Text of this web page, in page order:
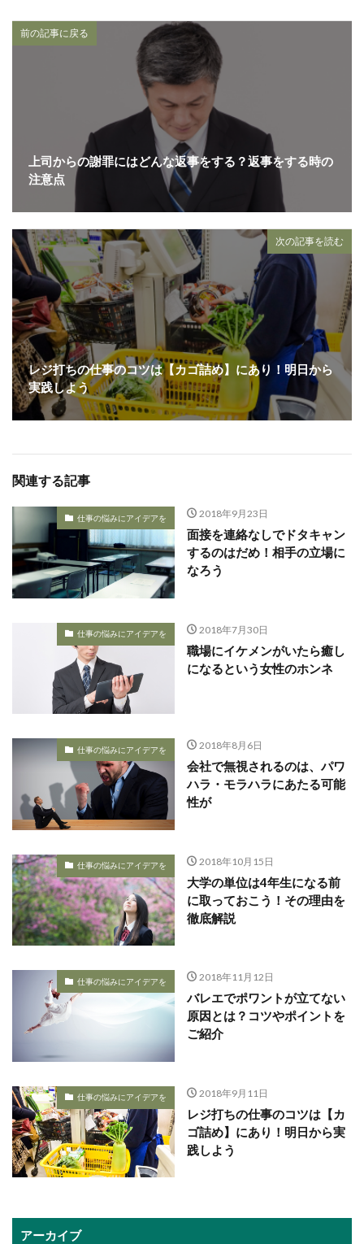
前の記事に戻る
上司からの謝罪にはどんな返事をする？返事をする時の
注意点
次の記事を読む
レジ打ちの仕事のコツは【カゴ詰め】にあり！明日から
実践しよう
関連する記事
仕事の悩みにアイデアを 2018年9月23日
面接を連絡なしでドタキャン
するのはだめ！相手の立場に
なろう
仕事の悩みにアイデアを 2018年7月30日
職場にイケメンがいたら癒し
になるという女性のホンネ
仕事の悩みにアイデアを 2018年8月6日
会社で無視されるのは、パワ
ハラ・モラハラにあたる可能
性が
仕事の悩みにアイデアを 2018年10月15日
大学の単位は4年生になる前
に取っておこう！その理由を
徹底解説
仕事の悩みにアイデアを 2018年11月12日
バレエでポワントが立てない
原因とは？コツやポイントを
ご紹介
仕事の悩みにアイデアを 2018年9月11日
レジ打ちの仕事のコツは【カ
ゴ詰め】にあり！明日から実
践しよう
アーカイブ